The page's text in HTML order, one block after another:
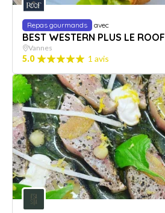
Repas gourmands avec
BEST WESTERN PLUS LE ROOF
Vannes
5.0 1 avis